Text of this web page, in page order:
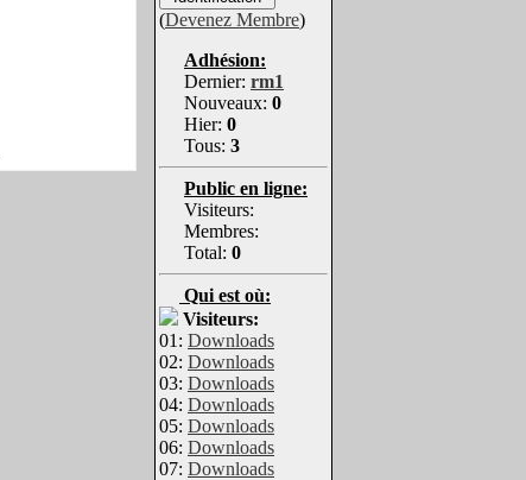
(Devenez Membre)
Adhésion:
Dernier: rm1
Nouveaux: 0
Hier: 0
Tous: 3
Public en ligne:
Visiteurs:
Membres:
Total: 0
Qui est où:
Visiteurs:
01: Downloads
02: Downloads
03: Downloads
04: Downloads
05: Downloads
06: Downloads
07: Downloads